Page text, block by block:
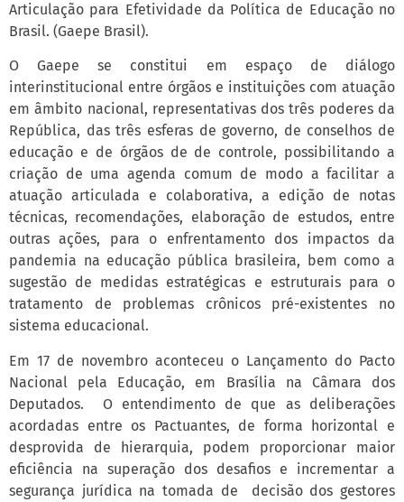
Articulação para Efetividade da Política de Educação no
Brasil. (Gaepe Brasil).
O Gaepe se constitui em espaço de diálogo
interinstitucional entre órgãos e instituições com atuação
em âmbito nacional, representativas dos três poderes da
República, das três esferas de governo, de conselhos de
educação e de órgãos de de controle, possibilitando a
criação de uma agenda comum de modo a facilitar a
atuação articulada e colaborativa, a edição de notas
técnicas, recomendações, elaboração de estudos, entre
outras ações, para o enfrentamento dos impactos da
pandemia na educação pública brasileira, bem como a
sugestão de medidas estratégicas e estruturais para o
tratamento de problemas crônicos pré-existentes no
sistema educacional.
Em 17 de novembro aconteceu o Lançamento do Pacto
Nacional pela Educação, em Brasília na Câmara dos
Deputados. O entendimento de que as deliberações
acordadas entre os Pactuantes, de forma horizontal e
desprovida de hierarquia, podem proporcionar maior
eficiência na superação dos desafios e incrementar a
segurança jurídica na tomada de decisão dos gestores